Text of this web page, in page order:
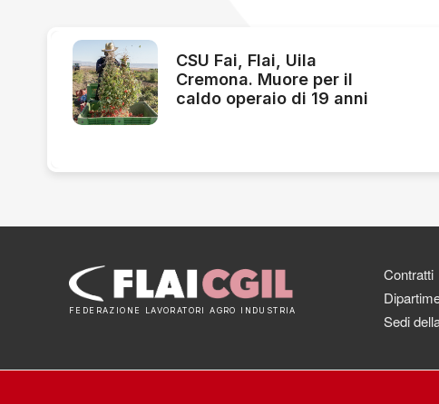
CSU Fai, Flai, Uila
Cremona. Muore per il
caldo operaio di 19 anni
FEDERAZIONE LAVORATORI AGRO INDUSTRIA
Contratti
Sedi